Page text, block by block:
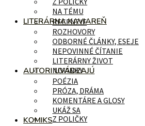
RECENZIE
NOVINKY
Z POLIČKY
NA TÉMU
LITERÁRNA KAVIAREŇ
ROZHOVORY
ODBORNÉ ČLÁNKY, ESEJE
NEPOVINNÉ ČÍTANIE
LITERÁRNY ŽIVOT
AUTORI UVÁDZAJÚ
POÉZIA
PRÓZA, DRÁMA
KOMENTÁRE A GLOSY
UKÁŽ SA
KOMIKS